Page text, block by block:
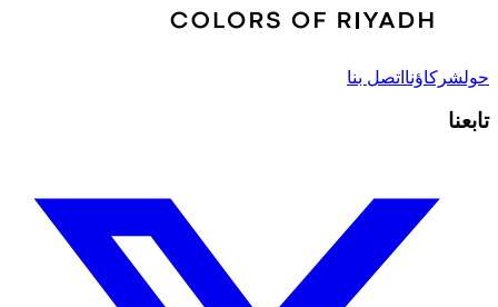
حولشركاؤنا اتصل بنا
تابعنا